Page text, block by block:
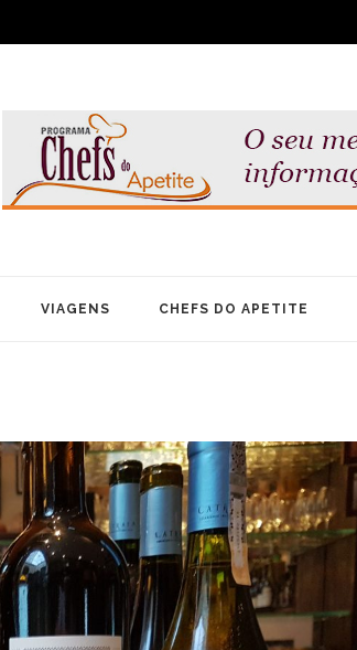
VIAGENS CHEFS DO APETITE